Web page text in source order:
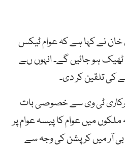
خان نے کہا ہے کہ عوام ٹیکس
ہو جائیں گے۔ انہوں ںے
کی تلقین کر دی۔
ٹی وی سے خصوصی بات
ملکوں میں عوام کا پیسہ عوام پر
آر میں کرپشن کی وجہ سے